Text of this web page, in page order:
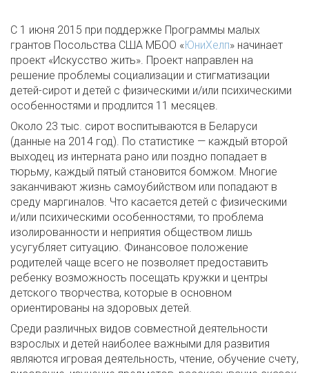
С 1 июня 2015 при поддержке Программы малых
грантов Посольства США МБОО «ЮниХелп» начинает
проект «Искусство жить». Проект направлен на
решение проблемы социализации и стигматизации
детей-сирот и детей с физическими и/или психическими
особенностями и продлится 11 месяцев.
Около 23 тыс. сирот воспитываются в Беларуси
(данные на 2014 год). По статистике — каждый второй
выходец из интерната рано или поздно попадает в
тюрьму, каждый пятый становится бомжом. Многие
заканчивают жизнь самоубийством или попадают в
среду маргиналов. Что касается детей с физическими
и/или психическими особенностями, то проблема
изолированности и неприятия обществом лишь
усугубляет ситуацию. Финансовое положение
родителей чаще всего не позволяет предоставить
ребенку возможность посещать кружки и центры
детского творчества, которые в основном
ориентированы на здоровых детей.
Среди различных видов совместной деятельности
взрослых и детей наиболее важными для развития
являются игровая деятельность, чтение, обучение счету,